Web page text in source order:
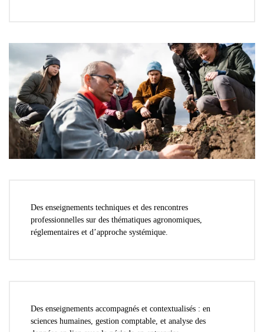
Des enseignements techniques et des rencontres
professionnelles sur des thématiques agronomiques,
réglementaires et d’approche systémique.
Des enseignements accompagnés et contextualisés : en
sciences humaines, gestion comptable, et analyse des